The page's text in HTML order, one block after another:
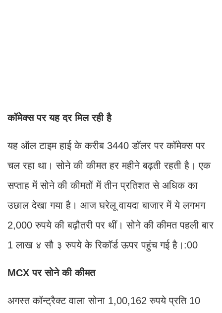
कॉमेक्स पर यह दर मिल रही है
यह ऑल टाइम हाई के करीब 3440 डॉलर पर कॉमेक्स पर
चल रहा था। सोने की कीमत हर महीने बढ़ती रहती है। एक
सप्ताह में सोने की कीमतों में तीन प्रतिशत से अधिक का
उछाल देखा गया है। आज घरेलू वायदा बाजार में ये लगभग
2,000 रुपये की बढ़ौतरी पर थीं। सोने की कीमत पहली बार
1 लाख ४ सौ ३ रुपये के रिकॉर्ड ऊपर पहुंच गई है।:00
MCX पर सोने की कीमत
अगस्त कॉन्ट्रैक्ट वाला सोना 1,00,162 रुपये प्रति 10